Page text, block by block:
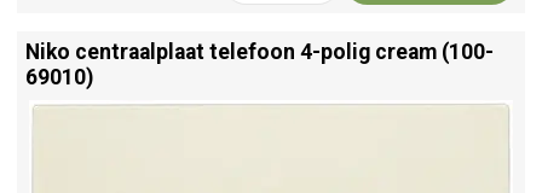
Niko centraalplaat telefoon 4-polig cream (100-
69010)